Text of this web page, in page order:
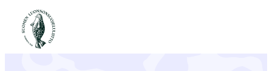
Etusivu